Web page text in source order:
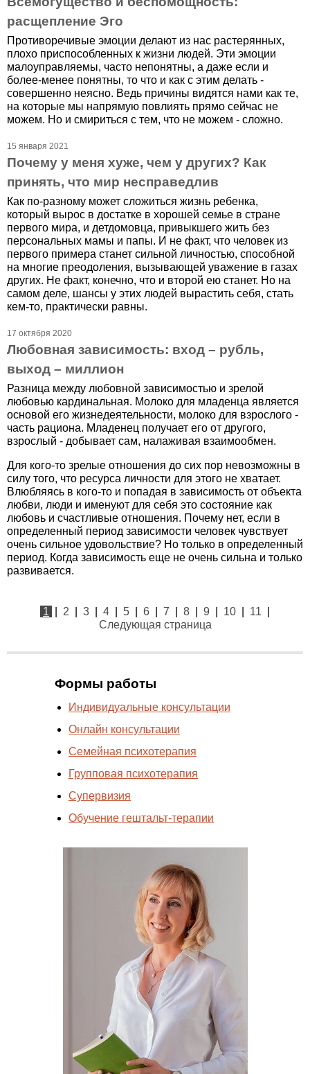
расщепление Эго
Противоречивые эмоции делают из нас растерянных,
плохо приспособленных к жизни людей. Эти эмоции
малоуправляемы, часто непонятны, а даже если и
более-менее понятны, то что и как с этим делать -
совершенно неясно. Ведь причины видятся нами как те,
на которые мы напрямую повлиять прямо сейчас не
можем. Но и смириться с тем, что не можем - сложно.
15 января 2021
Почему у меня хуже, чем у других? Как
принять, что мир несправедлив
Как по-разному может сложиться жизнь ребенка,
который вырос в достатке в хорошей семье в стране
первого мира, и детдомовца, привыкшего жить без
персональных мамы и папы. И не факт, что человек из
первого примера станет сильной личностью, способной
на многие преодоления, вызывающей уважение в газах
других. Не факт, конечно, что и второй ею станет. Но на
самом деле, шансы у этих людей вырастить себя, стать
кем-то, практически равны.
17 октября 2020
Любовная зависимость: вход – рубль,
выход – миллион
Разница между любовной зависимостью и зрелой
любовью кардинальная. Молоко для младенца является
основой его жизнедеятельности, молоко для взрослого -
часть рациона. Младенец получает его от другого,
взрослый - добывает сам, налаживая взаимообмен.
Для кого-то зрелые отношения до сих пор невозможны в
силу того, что ресурса личности для этого не хватает.
Влюбляясь в кого-то и попадая в зависимость от объекта
любви, люди и именуют для себя это состояние как
любовь и счастливые отношения. Почему нет, если в
определенный период зависимости человек чувствует
очень сильное удовольствие? Но только в определенный
период. Когда зависимость еще не очень сильна и только
развивается.
1 2 3 4 5 6 7 8 9 10 11
Следующая страница
Формы работы
Индивидуальные консультации
Онлайн консультации
Cемейная психотерапия
Групповая психотерапия
Супервизия
Обучение гештальт-терапии